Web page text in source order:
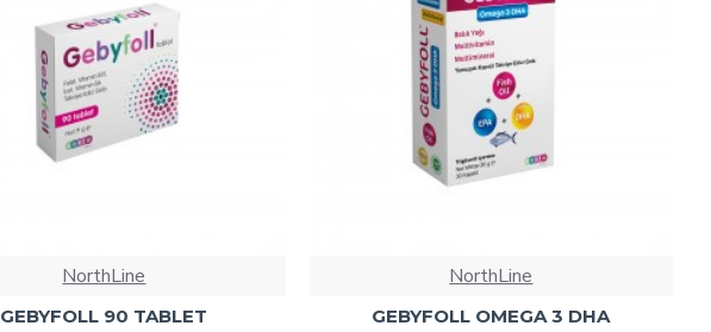
NorthLine
GEBYFOLL 90 TABLET
NorthLine
GEBYFOLL OMEGA 3 DHA